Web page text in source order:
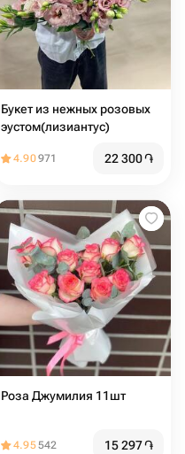
Букет из нежных розовых
эустом(лизиантус)
4.90971 22 300֏
Роза Джумилия 11шт
4.95542 15 297֏